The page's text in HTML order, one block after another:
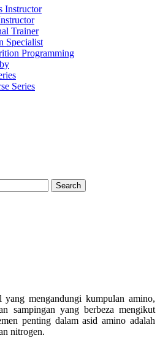
Instructor
Trainer
Specialist
Programming
Series
mengandungi kumpulan amino,
sampingan yang berbeza mengikut
penting dalam asid amino adalah
nitrogen.